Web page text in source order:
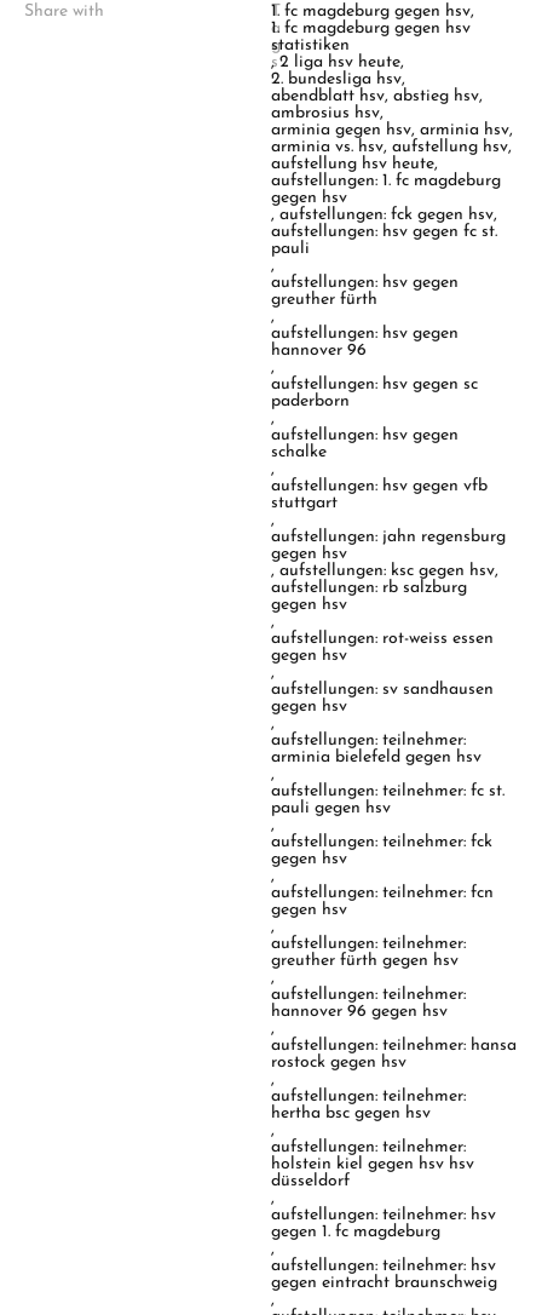
Share with
T
a
g
s
:
1. fc magdeburg gegen hsv,
1. fc magdeburg gegen hsv
statistiken
,2 liga hsv heute,
2. bundesliga hsv,
abendblatt hsv,abstieg hsv,
ambrosius hsv,
arminia gegen hsv,arminia hsv,
arminia vs. hsv,aufstellung hsv,
aufstellung hsv heute,
aufstellungen: 1. fc magdeburg
gegen hsv
,aufstellungen: fck gegen hsv,
aufstellungen: hsv gegen fc st.
pauli
,
aufstellungen: hsv gegen
greuther fürth
,
aufstellungen: hsv gegen
hannover 96
,
aufstellungen: hsv gegen sc
paderborn
,
aufstellungen: hsv gegen
schalke
,
aufstellungen: hsv gegen vfb
stuttgart
,
aufstellungen: jahn regensburg
gegen hsv
,aufstellungen: ksc gegen hsv,
aufstellungen: rb salzburg
gegen hsv
,
aufstellungen: rot-weiss essen
gegen hsv
,
aufstellungen: sv sandhausen
gegen hsv
,
aufstellungen: teilnehmer:
arminia bielefeld gegen hsv
,
aufstellungen: teilnehmer: fc st.
pauli gegen hsv
,
aufstellungen: teilnehmer: fck
gegen hsv
,
aufstellungen: teilnehmer: fcn
gegen hsv
,
aufstellungen: teilnehmer:
greuther fürth gegen hsv
,
aufstellungen: teilnehmer:
hannover 96 gegen hsv
,
aufstellungen: teilnehmer: hansa
rostock gegen hsv
,
aufstellungen: teilnehmer:
hertha bsc gegen hsv
,
aufstellungen: teilnehmer:
holstein kiel gegen hsv hsv
düsseldorf
,
aufstellungen: teilnehmer: hsv
gegen 1. fc magdeburg
,
aufstellungen: teilnehmer: hsv
gegen eintracht braunschweig
,